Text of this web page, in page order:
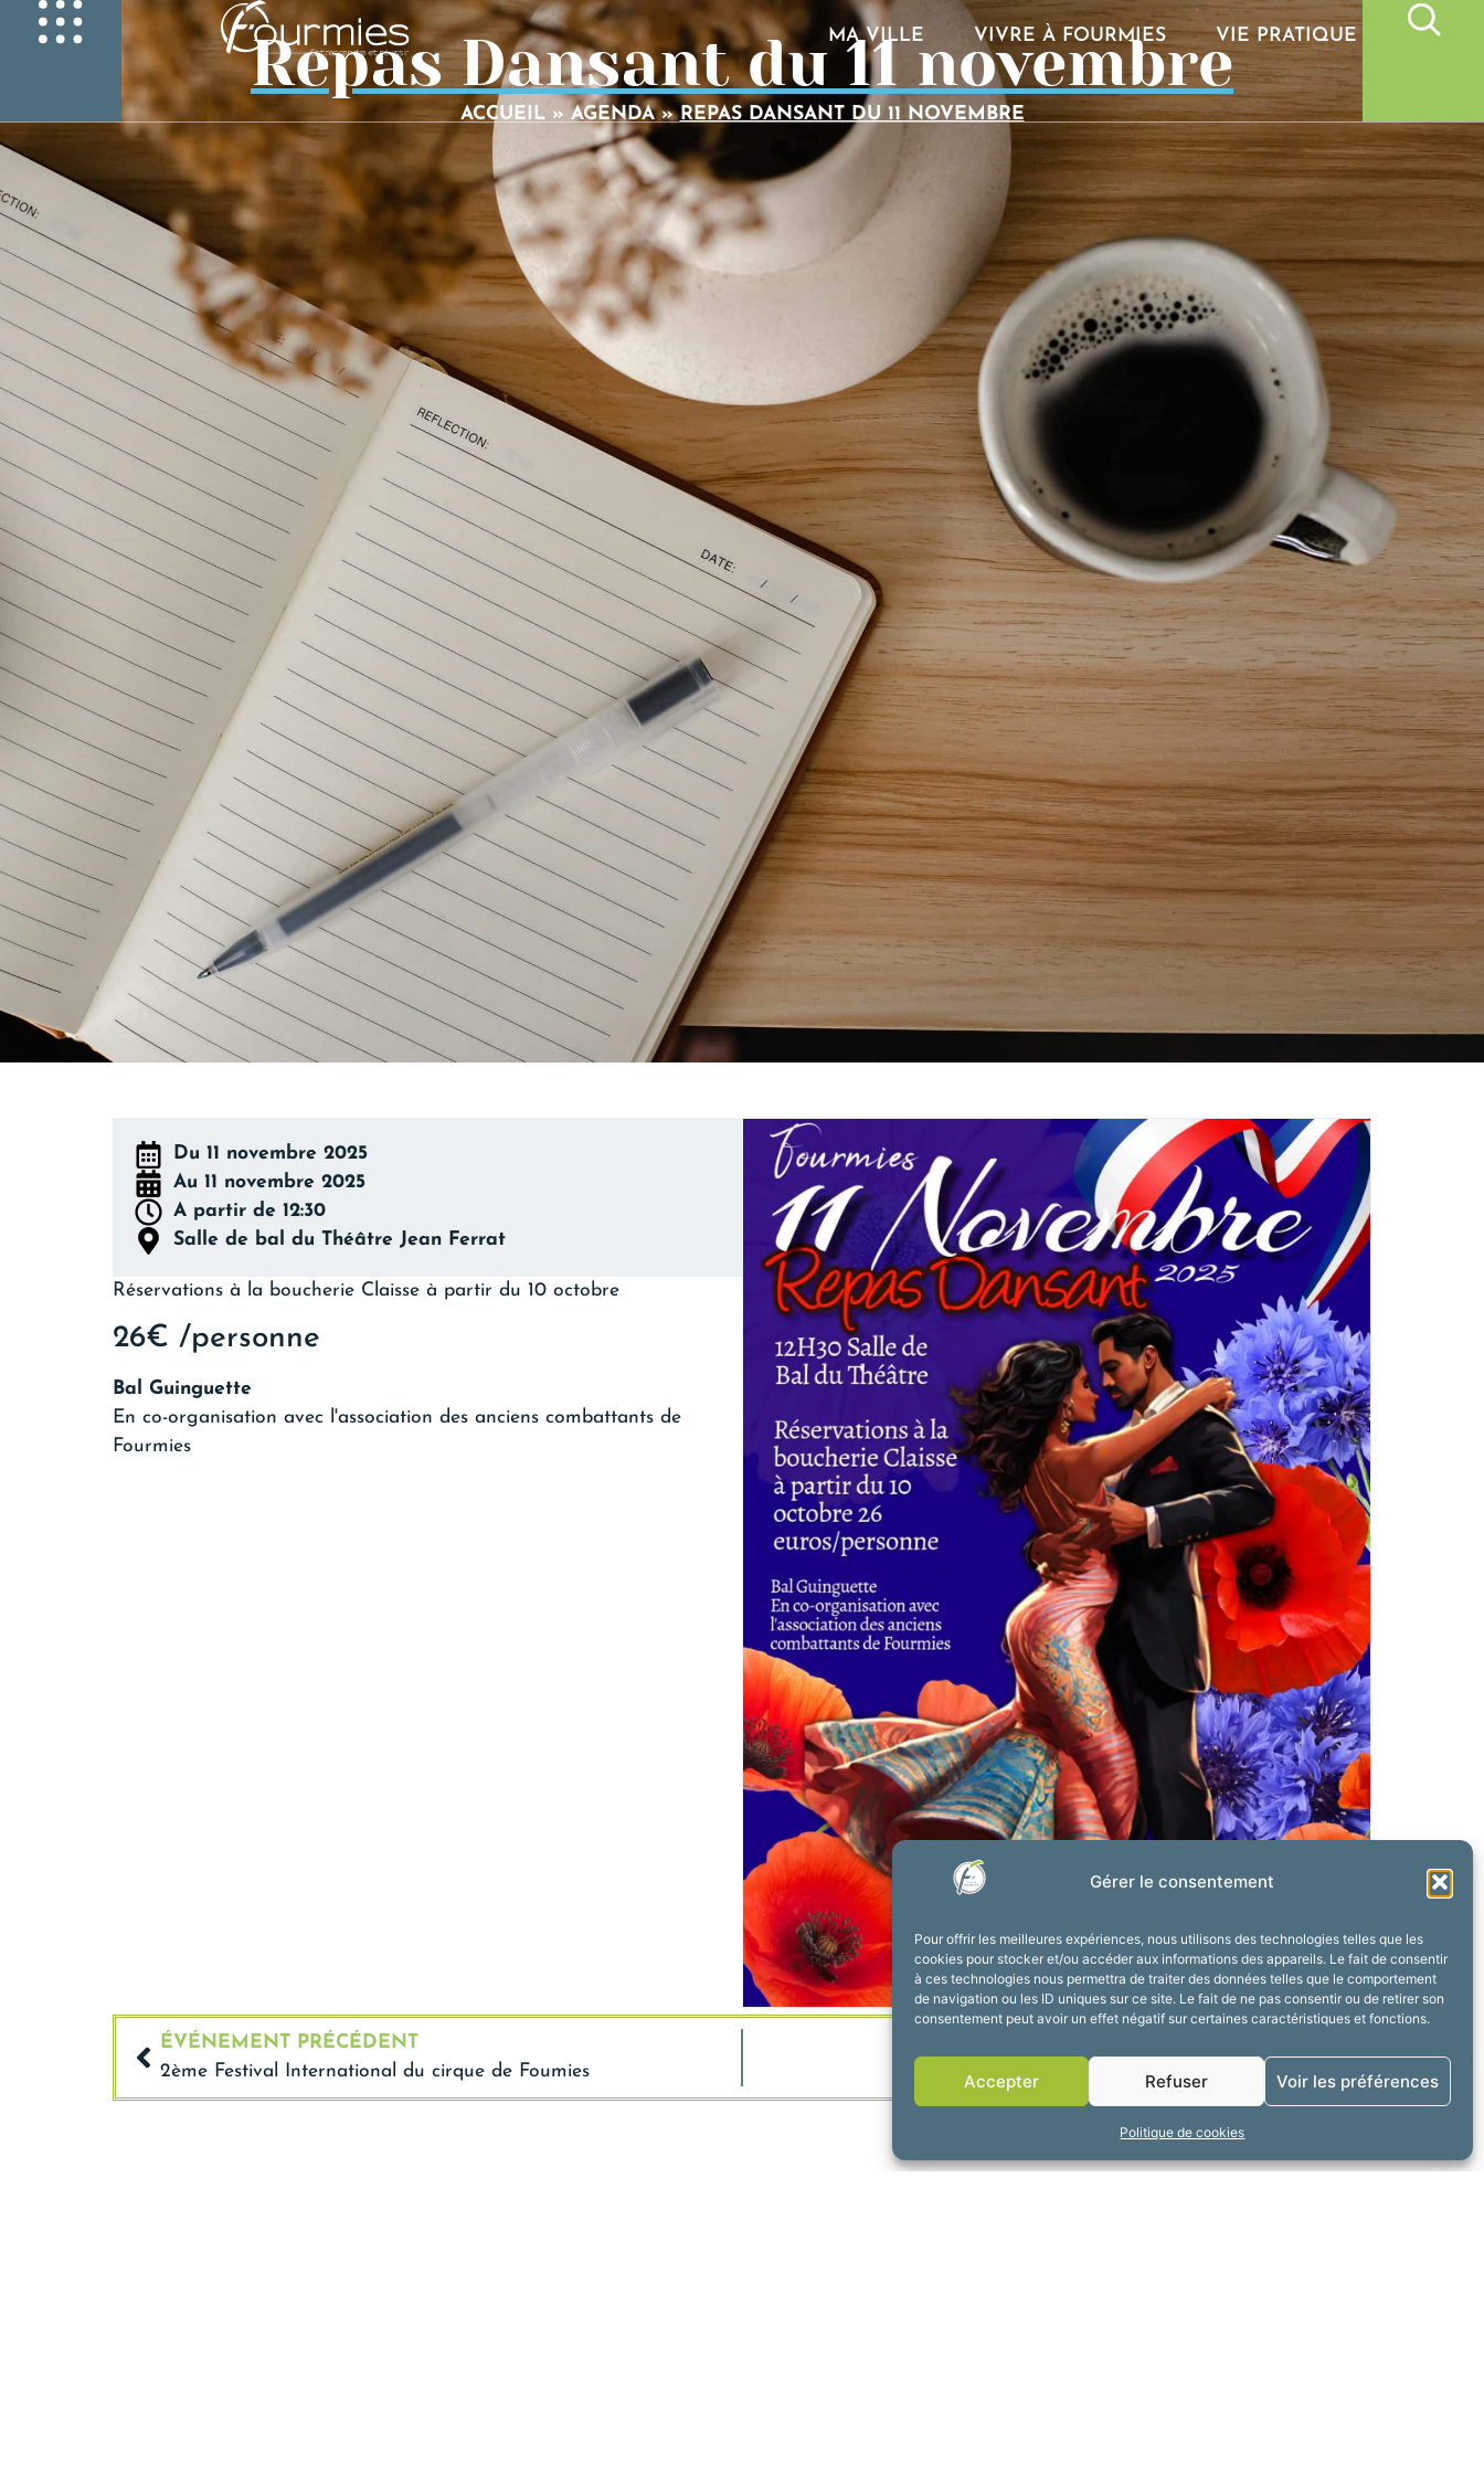
Gérer le consentement
Pour offrir les meilleures expériences, nous utilisons des technologies telles que les
cookies pour stocker et/ou accéder aux informations des appareils. Le fait de consentir
à ces technologies nous permettra de traiter des données telles que le comportement
de navigation ou les ID uniques sur ce site. Le fait de ne pas consentir ou de retirer son
consentement peut avoir un effet négatif sur certaines caractéristiques et fonctions.
Accepter Refuser Voir les préférences
Politique de cookies
MA VILLE VIVRE À FOURMIES VIE PRATIQUE
Repas Dansant du 11 novembre
ACCUEIL» AGENDA» REPAS DANSANT DU 11 NOVEMBRE
Du 11 novembre 2025
Au 11 novembre 2025
A partir de 12:30
Salle de bal du Théâtre Jean Ferrat
Réservations à la boucherie Claisse à partir du 10 octobre
26€ /personne
Bal Guinguette
En co-organisation avec l'association des anciens combattants de
Fourmies
ÉVÉNEMENT PRÉCÉDENT
2ème Festival International du cirque de Foumies
Trophée du Sport